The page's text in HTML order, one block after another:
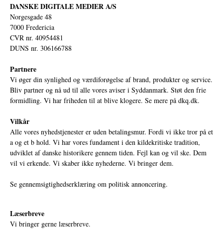
DANSKE DIGITALE MEDIER A/S
Norgesgade 48
7000 Fredericia
CVR nr. 40954481
DUNS nr. 306166788
Partnere
Vi øger din synlighed og værdiforøgelse af brand, produkter og service.
Bliv partner og nå ud til alle vores aviser i Syddanmark. Støt den frie
formidling. Vi har friheden til at blive klogere. Se mere på dkq.dk.
Vilkår
Alle vores nyhedstjenester er uden betalingsmur. Fordi vi ikke tror på et
a og et b hold. Vi har vores fundament i den kildekritiske tradition,
udviklet af danske historikere gennem tiden. Fejl kan og vil ske. Dem
vil vi erkende. Vi skaber ikke nyhederne. Vi bringer dem.
Se gennemsigtighedserklæring om politisk annoncering.
Læserbreve
Vi bringer gerne læserbreve.